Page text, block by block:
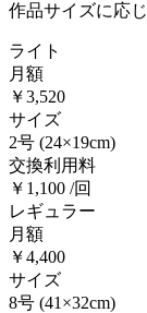
作品サイズに応
ライト
月額
￥3,520
サイズ
2号 (24×19cm)
交換利用料
￥1,100 /回
レギュラー
月額
￥4,400
サイズ
8号 (41×32cm)